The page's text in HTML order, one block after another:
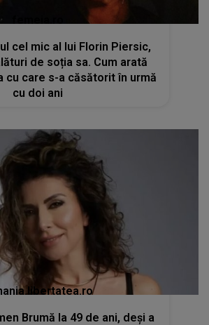
cel mic al lui Florin Piersic,
de soția sa. Cum arată
cu care s-a căsătorit în urmă
cu doi ani
Brumă la 49 de ani, deși a